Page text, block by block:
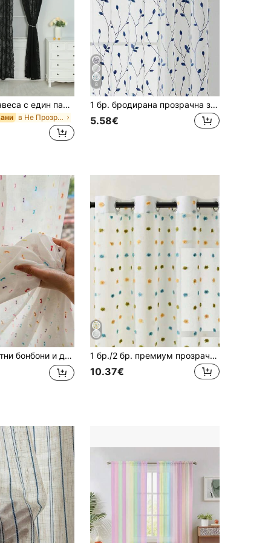
4.91 59 594
Прозрачна завеса с един панел с черен дантелен декор, полиестерна филтрираща светлина прозрачна завеса за поверителност за всекидневна и спалня
в Не Прозрачни панели
8
1 бр. бродирана прозрачна завеса, флорален мотив, с джоб за карниз, UV защита, дишаща, полиестерна материя, без подплата, подходяща за хол, спалня, трапезария
5.58€
прозрачен воал за декор на всекидневна, спалня, полупрозрачен и непрозрачен 1 бр./2 бр. премиум прозрачни завеси в бохо стил с бродерия за всекидневна и спалня, минималистични воалови завеси с линеен арт дизайн, устойчиви на избледняване, меки, леко затъмняващи и дишащи, за домашен декор, лесни за монтиране и поддръжка
10.37€